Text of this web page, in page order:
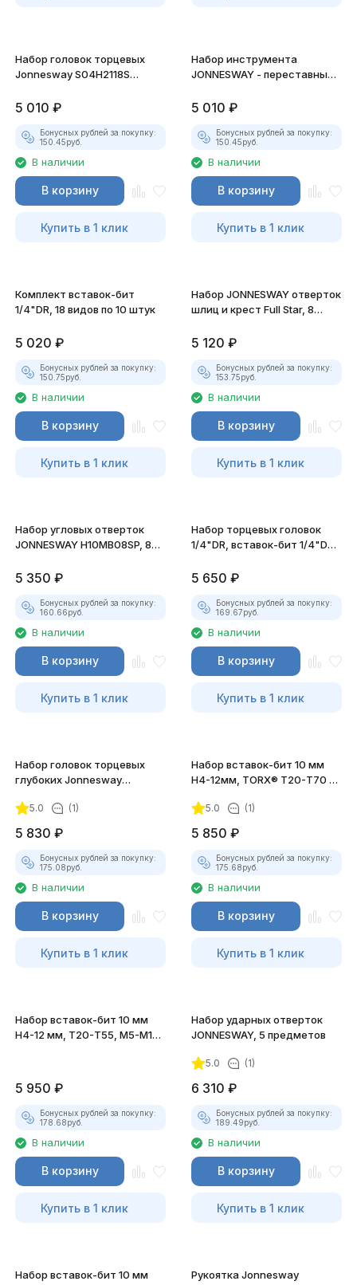
Набор головок торцевых
Jonnesway S04H2118S
предметов
5 010 ₽
Бонусных рублей за покупку:
150.45руб.
В наличии
В корзину
Купить в 1 клик
Набор инструмента
JONNESWAY - переставные
5 010 ₽
Бонусных рублей за покупку:
150.45руб.
В наличии
В корзину
Купить в 1 клик
Комплект вставок-бит
1/4"DR, 18 видов по 10 штук
5 020 ₽
Бонусных рублей за покупку:
150.75руб.
В наличии
В корзину
Купить в 1 клик
Набор JONNESWAY отверток
шлиц и крест Full Star, 8
5 120 ₽
Бонусных рублей за покупку:
153.75руб.
В наличии
В корзину
Купить в 1 клик
Набор угловых отверток
JONNESWAY H10MB08SP, 8
5 350 ₽
Бонусных рублей за покупку:
160.66руб.
В наличии
В корзину
Купить в 1 клик
Набор торцевых головок
1/4"DR, вставок-бит 1/4"DR,
5 650 ₽
Бонусных рублей за покупку:
169.67руб.
В наличии
В корзину
Купить в 1 клик
Набор головок торцевых
глубоких Jonnesway
5.0 (1)
5 830 ₽
Бонусных рублей за покупку:
175.08руб.
В наличии
В корзину
Купить в 1 клик
Набор вставок-бит 10 мм
Н4-12мм, TORX® Т20-Т70 и
5.0 (1)
5 850 ₽
Бонусных рублей за покупку:
175.68руб.
В наличии
В корзину
Купить в 1 клик
Набор вставок-бит 10 мм
H4-12 мм, Т20-Т55, M5-M12,
5 950 ₽
Бонусных рублей за покупку:
178.68руб.
В наличии
В корзину
Купить в 1 клик
Набор ударных отверток
JONNESWAY, 5 предметов
5.0 (1)
6 310 ₽
Бонусных рублей за покупку:
189.49руб.
В наличии
В корзину
Купить в 1 клик
Набор вставок-бит 10 мм
Рукоятка Jonnesway